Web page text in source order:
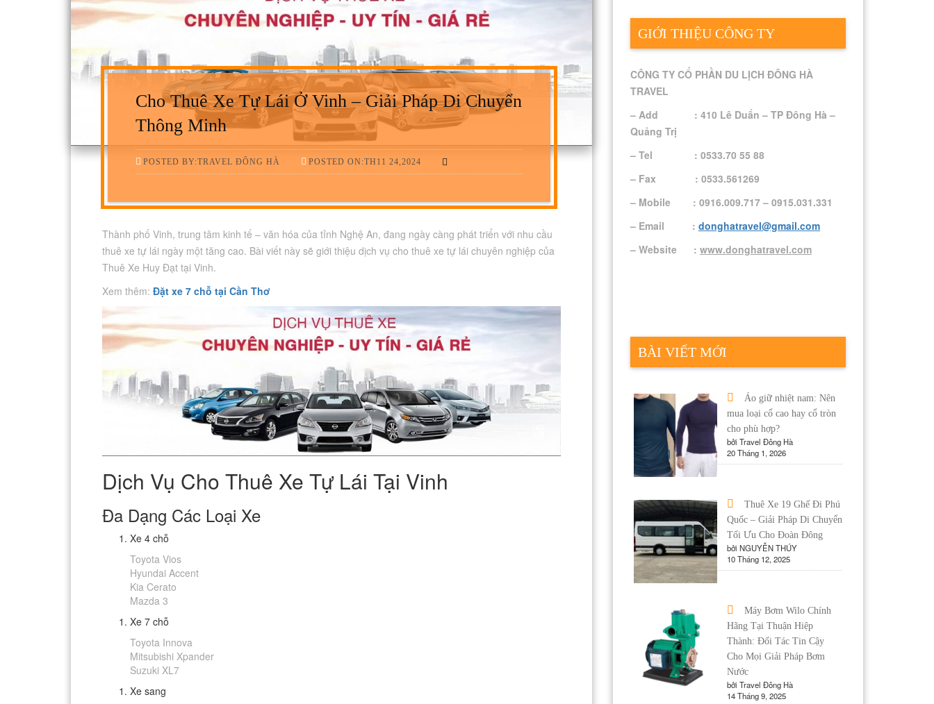
Cho Thuê Xe Tự Lái Ở Vinh – Giải Pháp Di Chuyển
Thông Minh
POSTED BY:TRAVEL ĐÔNG HÀ POSTED ON:TH11 24,2024
Thành phố Vinh, trung tâm kinh tế – văn hóa của tỉnh Nghệ An, đang ngày càng phát triển với nhu cầu
thuê xe tự lái ngày một tăng cao. Bài viết này sẽ giới thiệu dịch vụ cho thuê xe tự lái chuyên nghiệp của
Thuê Xe Huy Đạt tại Vinh.
Xem thêm: Đặt xe 7 chỗ tại Cần Thơ
Dịch Vụ Cho Thuê Xe Tự Lái Tại Vinh
Đa Dạng Các Loại Xe
Xe 4 chỗ
Toyota Vios
Hyundai Accent
Kia Cerato
Mazda 3
Xe 7 chỗ
Toyota Innova
Mitsubishi Xpander
Suzuki XL7
Xe sang
GIỚI THIỆU CÔNG TY
CÔNG TY CỔ PHẦN DU LỊCH ĐÔNG HÀ
TRAVEL
– Add : 410 Lê Duẩn – TP Đông Hà –
Quảng Trị
– Tel : 0533.70 55 88
– Fax : 0533.561269
– Mobile : 0916.009.717 – 0915.031.331
– Email : donghatravel@gmail.com
– Website : www.donghatravel.com
BÀI VIẾT MỚI
Áo giữ nhiệt nam: Nên
mua loại cổ cao hay cổ tròn
cho phù hợp?
bởi Travel Đông Hà
20 Tháng 1, 2026
Thuê Xe 19 Ghế Đi Phú
Quốc – Giải Pháp Di Chuyển
Tối Ưu Cho Đoàn Đông
bởi NGUYỄN THÚY
10 Tháng 12, 2025
Máy Bơm Wilo Chính
Hãng Tại Thuận Hiệp
Thành: Đối Tác Tin Cậy
Cho Mọi Giải Pháp Bơm
Nước
bởi Travel Đông Hà
14 Tháng 9, 2025